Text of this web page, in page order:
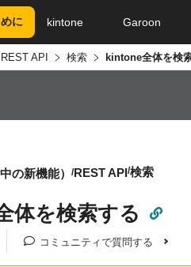
に kintone Garoon
REST API 検索 kintone全体を検
の新機能） REST API検索
体を検索する
コミュニティで質問する